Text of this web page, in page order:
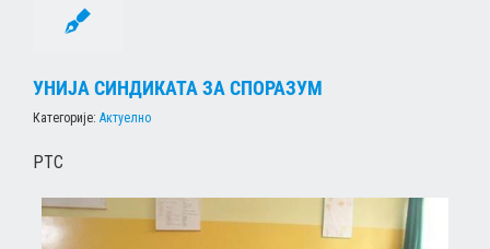
УНИЈА СИНДИКАТА ЗА СПОРАЗУМ
Категорије: Актуелно
РТС